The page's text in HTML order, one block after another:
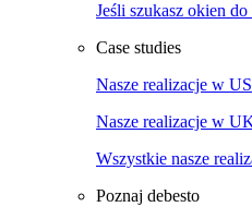
Jeśli szukasz okien
Case studies
Nasze realizacje w
Nasze realizacje w
Wszystkie nasze
Poznaj debesto